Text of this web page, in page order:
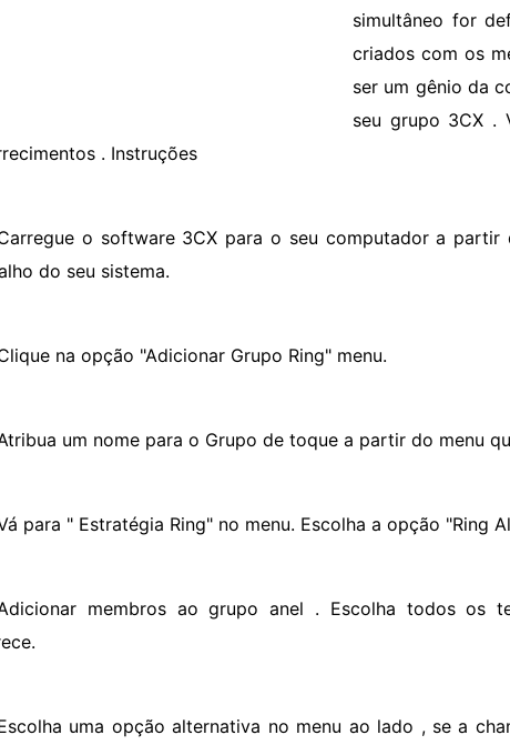
simultâneo for
criados com os
ser um gênio da
seu grupo 3CX .
. Instruções
o software 3CX para o seu computador a partir
do seu sistema.
na opção "Adicionar Grupo Ring" menu.
um nome para o Grupo de toque a partir do menu
para " Estratégia Ring" no menu. Escolha a opção "Ring
membros ao grupo anel . Escolha todos os
uma opção alternativa no menu ao lado , se a